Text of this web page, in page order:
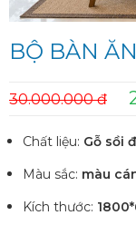
BỘ BÀN
30.000.000 đ
Chất liệu: Gỗ sồi
Màu sắc: màu
Kích thước: